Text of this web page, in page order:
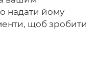
надати йому
щоб зробити